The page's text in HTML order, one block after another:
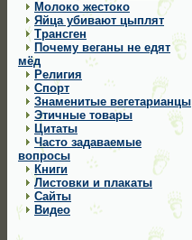
Молоко жестоко
Яйца убивают цыплят
Трансген
Почему веганы не едят
мёд
Религия
Cпорт
Знаменитые вегетарианцы
Этичные товары
Цитаты
Часто задаваемые
вопросы
Книги
Листовки и плакаты
Сайты
Видео